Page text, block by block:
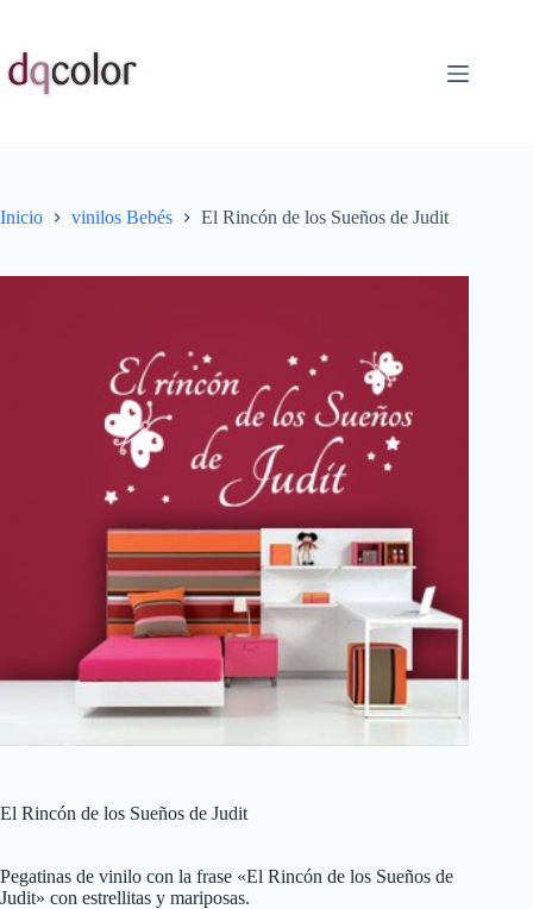
contenido
Inicio vinilos Bebés El Rincón de los Sueños de Judit
El Rincón de los Sueños de Judit
Pegatinas de vinilo con la frase «El Rincón de los Sueños de
Judit» con estrellitas y mariposas.